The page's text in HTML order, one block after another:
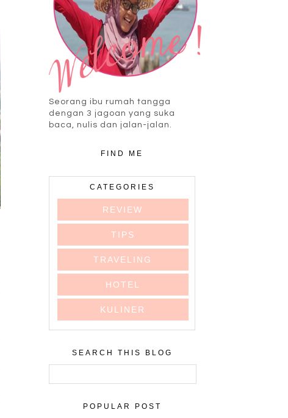
Seorang ibu rumah tangga
dengan 3 jagoan yang suka
baca, nulis dan jalan-jalan.
FIND ME
CATEGORIES
REVIEW
TIPS
TRAVELING
HOTEL
KULINER
SEARCH THIS BLOG
POPULAR POST